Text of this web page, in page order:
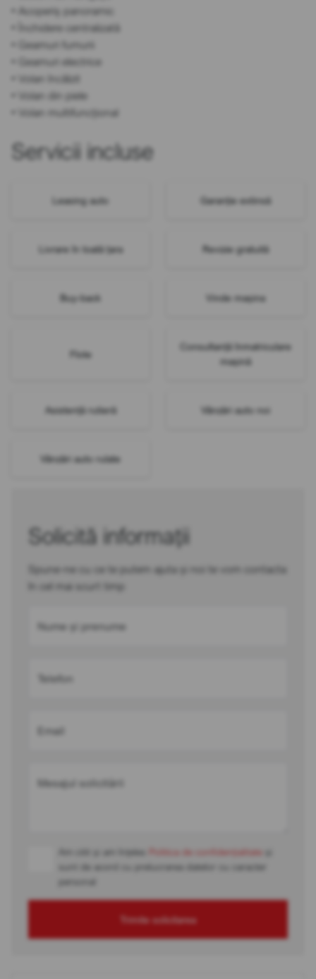
• Acoperiș panoramic
• Închidere centralizată
• Geamuri fumurii
• Geamuri electrice
• Volan încălzit
• Volan din piele
• Volan multifuncțional
Servicii incluse
Leasing auto Garanție extinsă
Livrare în toată țara Revizie gratuită
Buy-back Vinde mașina
Flote
Consultanță înmatriculare
mașină
Asistență rutieră Vânzări auto noi
Vânzări auto rulate
Solicită informații
Spune-ne cu ce te putem ajuta și noi te vom contacta
în cel mai scurt timp
Nume și prenume
Telefon
Email
Mesajul solicitării
Am citit și am înțeles Politica de confidențialitate
sunt de acord cu prelucrarea datelor cu caracter
personal
Trimite solicitarea